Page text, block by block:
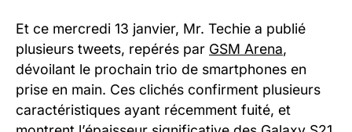
Et ce mercredi 13 janvier, Mr. Techie a publié
plusieurs tweets, repérés par GSM Arena,
dévoilant le prochain trio de smartphones en
prise en main. Ces clichés confirment plusieurs
caractéristiques ayant récemment fuité, et